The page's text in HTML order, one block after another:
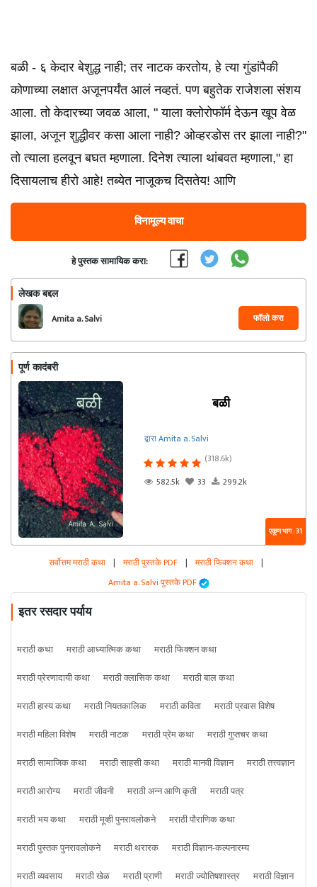
बळी - ६ केदार बेशुद्ध नाही; तर नाटक करतोय, हे त्या गुंडांपैकी
कोणाच्या लक्षात अजूनपर्यंत आलं नव्हतं. पण बहुतेक राजेशला संशय
आला. तो केदारच्या जवळ आला, " याला क्लोरोफॉर्म देऊन खूप वेळ
झाला, अजून शुद्धीवर कसा आला नाही? ओव्हरडोस तर झाला नाही?"
तो त्याला हलवून बघत म्हणाला. दिनेश त्याला थांबवत म्हणाला," हा
दिसायलाच हीरो आहे! तब्येत नाजूकच दिसतेय! आणि
विनामूल्य वाचा
हे पुस्तक सामायिक करा:
लेखक बद्दल
Amita a. Salvi फॉलो करा
पूर्ण कादंबरी
बळी
द्वारा Amita a. Salvi
(318.6k)
582.5k
33 299.2k
एकूण भाग : 31
सर्वोत्तम मराठी कथा | मराठी पुस्तके PDF | मराठी फिक्शन कथा |
Amita a. Salvi पुस्तके PDF
इतर रसदार पर्याय
मराठी कथा मराठी आध्यात्मिक कथा
मराठी फिक्शन कथा
मराठी प्रेरणादायी कथा
मराठी क्लासिक कथा
मराठी बाल कथा
मराठी हास्य कथा
मराठी नियतकालिक मराठी कविता
मराठी प्रवास विशेष
मराठी महिला विशेष
मराठी नाटक मराठी प्रेम कथा
मराठी गुप्तचर कथा
मराठी सामाजिक कथा
मराठी साहसी कथा मराठी मानवी विज्ञान
मराठी तत्त्वज्ञान
मराठी आरोग्य
मराठी जीवनी मराठी अन्न आणि कृती
मराठी पत्र
मराठी भय कथा
मराठी मूव्ही पुनरावलोकने
मराठी पौराणिक कथा
मराठी पुस्तक पुनरावलोकने
मराठी थरारक
मराठी विज्ञान-कल्पनारम्य
मराठी व्यवसाय
मराठी खेळ मराठी प्राणी मराठी ज्योतिषशास्त्र मराठी विज्ञान